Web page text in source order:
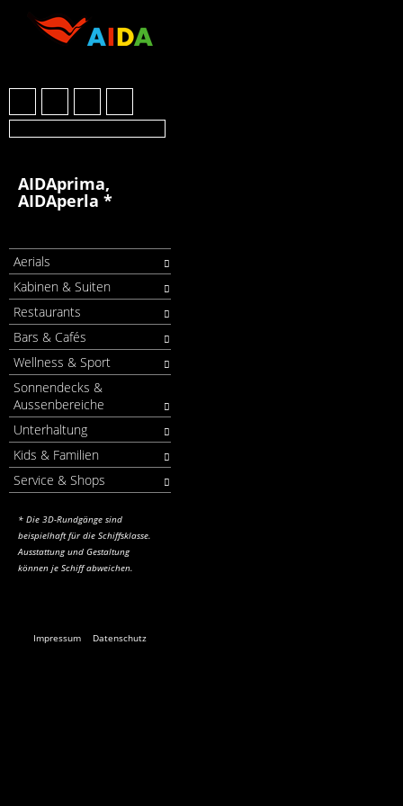
AIDAprima,
AIDAperla *
Aerials
Kabinen & Suiten
Restaurants
Bars & Cafés
Wellness & Sport
Sonnendecks &
Aussenbereiche
Unterhaltung
Kids & Familien
Service & Shops
* Die 3D-Rundgänge sind
beispielhaft für die Schiffsklasse.
Ausstattung und Gestaltung
können je Schiff abweichen.
Impressum Datenschutz